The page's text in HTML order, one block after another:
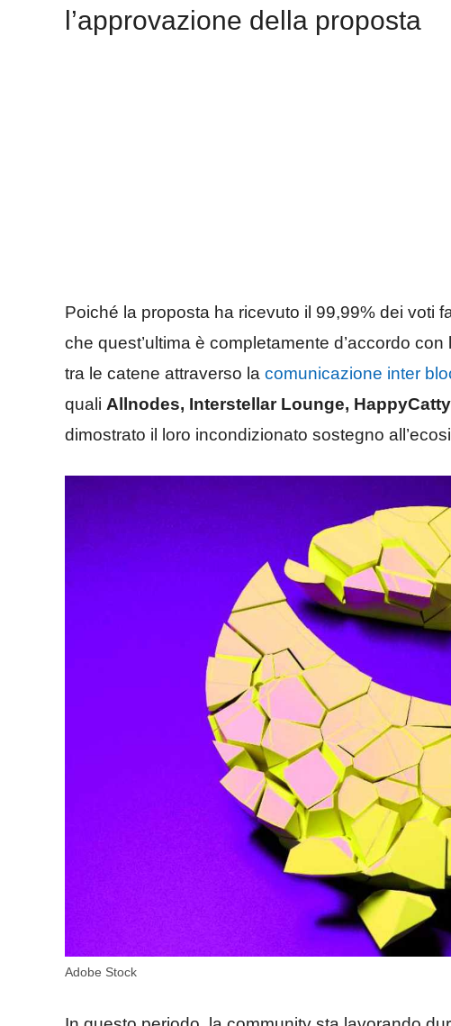
l’approvazione della proposta
Poiché la proposta ha ricevuto il 99,99% dei voti
che quest’ultima è completamente d’accordo
tra le catene attraverso la comunicazione inter
quali Allnodes, Interstellar Lounge,
dimostrato il loro incondizionato sostegno
Adobe Stock